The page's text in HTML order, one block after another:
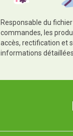
Responsable du
commandes, les
accès, rectification et
informations